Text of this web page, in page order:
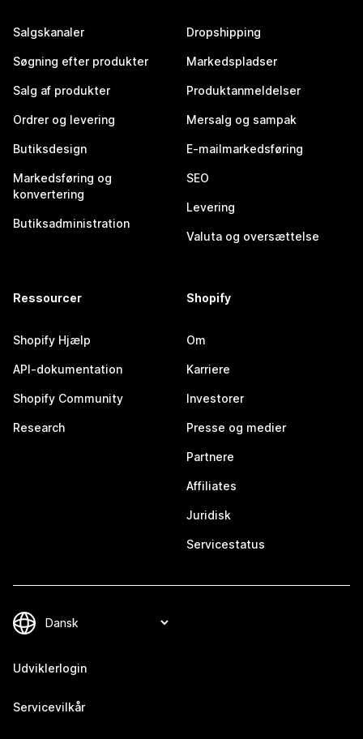
Salgskanaler
Søgning efter produkter
Salg af produkter
Ordrer og levering
Butiksdesign
Markedsføring og
konvertering
Butiksadministration
Dropshipping
Markedspladser
Produktanmeldelser
Mersalg og sampak
E-mailmarkedsføring
SEO
Levering
Valuta og oversættelse
Ressourcer
Shopify Hjælp
API-dokumentation
Shopify Community
Research
Shopify
Om
Karriere
Investorer
Presse og medier
Partnere
Affiliates
Juridisk
Servicestatus
Udviklerlogin
Servicevilkår